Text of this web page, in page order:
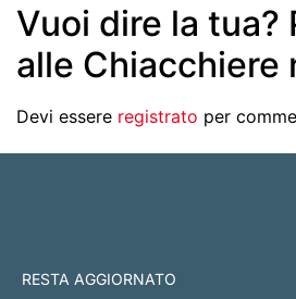
Vuoi dire la tua?
alle Chiacchiere
Devi essere registrato per
RESTA AGGIORNATO